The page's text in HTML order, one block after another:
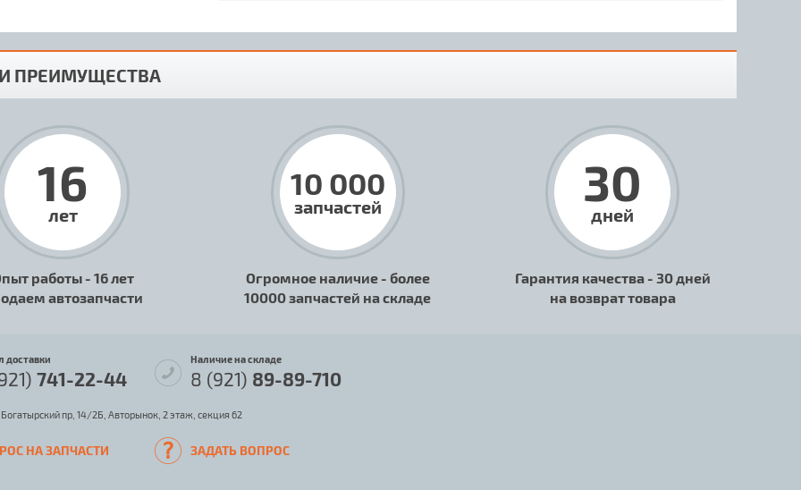
ПРЕИМУЩЕСТВА
16
лет
работы - 16 лет
автозапчасти
10 000
запчастей
Огромное наличие - более
10000 запчастей на складе
30
дней
Гарантия качества - 30 дней
на возврат товара
доставки
741-22-44
Наличие на складе
8 (921) 89-89-710
пр, 14/2Б, Авторынок, 2 этаж, секция 62
НА ЗАПЧАСТИ ЗАДАТЬ ВОПРОС